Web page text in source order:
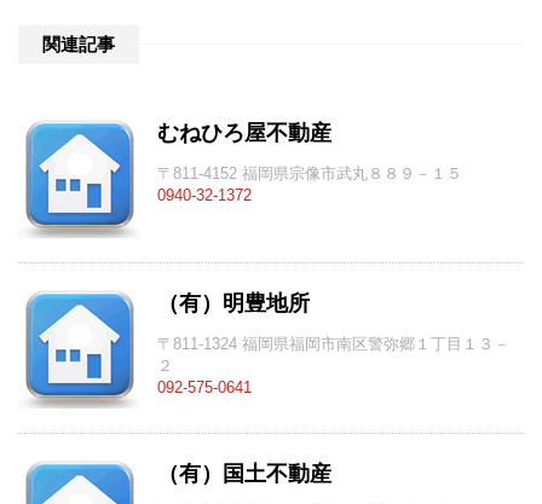
関連記事
むねひろ屋不動産
〒811-4152 福岡県宗像市武丸８８９－１５
0940-32-1372
（有）明豊地所
〒811-1324 福岡県福岡市南区警弥郷１丁目１３－
２
092-575-0641
（有）国土不動産